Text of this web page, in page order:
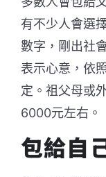
有不少人會選
數字，剛出社
表示心意，依
定。祖父母或
6000元左右。
包給自